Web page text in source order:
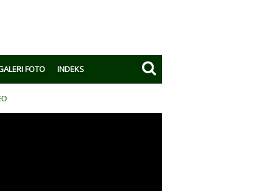
FOTO INDEKS